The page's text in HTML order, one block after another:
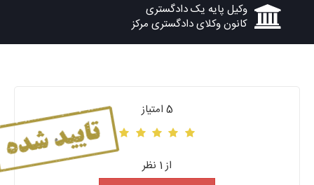
وکیل پایه یک دادگستری
کانون وکلای دادگستری مرکز
5 امتیاز
از 1 نظر